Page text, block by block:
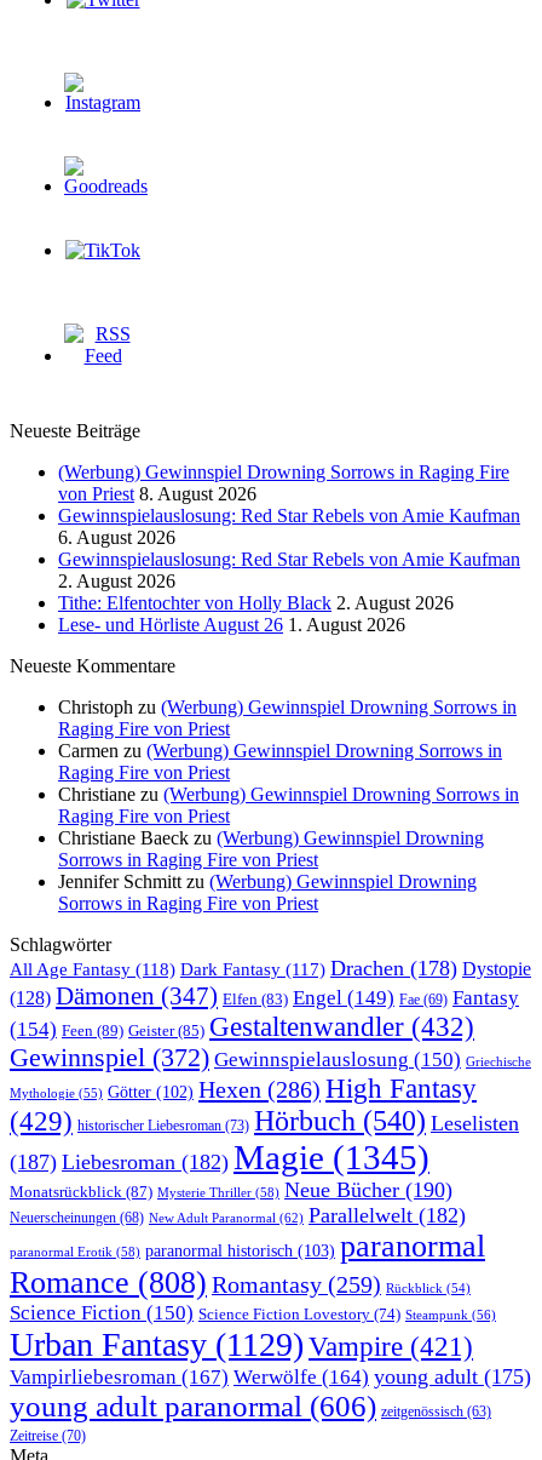
Neueste Beiträge
(Werbung) Gewinnspiel Drowning Sorrows in Raging Fire
von Priest 8. August 2026
Gewinnspielauslosung: Red Star Rebels von Amie Kaufman
6. August 2026
Gewinnspielauslosung: Red Star Rebels von Amie Kaufman
2. August 2026
Tithe: Elfentochter von Holly Black 2. August 2026
Lese- und Hörliste August 26 1. August 2026
Neueste Kommentare
Christoph zu (Werbung) Gewinnspiel Drowning Sorrows in
Raging Fire von Priest
Carmen zu (Werbung) Gewinnspiel Drowning Sorrows in
Raging Fire von Priest
Christiane zu (Werbung) Gewinnspiel Drowning Sorrows in
Raging Fire von Priest
Christiane Baeck zu (Werbung) Gewinnspiel Drowning
Sorrows in Raging Fire von Priest
Jennifer Schmitt zu (Werbung) Gewinnspiel Drowning
Sorrows in Raging Fire von Priest
Schlagwörter
All Age Fantasy (118) Dark Fantasy (117) Drachen (178) Dystopie
(128) Dämonen (347) Elfen (83) Engel (149) Fae (69) Fantasy
(154) Feen (89) Geister(85) Gestaltenwandler (432)
Gewinnspiel (372) Gewinnspielauslosung (150) Griechische
Mythologie (55) Götter (102) Hexen (286) High Fantasy
(429) historischer Liebesroman (73) Hörbuch (540) Leselisten
(187) Liebesroman (182) Magie (1345)
Monatsrückblick (87) Mysterie Thriller (58) Neue Bücher (190)
Neuerscheinungen (68) New Adult Paranormal (62) Parallelwelt (182)
paranormal Erotik (58) paranormal historisch (103) paranormal
Romance (808) Romantasy (259) Rückblick (54)
Science Fiction (150) Science Fiction Lovestory (74) Steampunk (56)
Urban Fantasy (1129) Vampire (421)
Vampirliebesroman (167) Werwölfe (164) young adult (175)
young adult paranormal (606) zeitgenössisch (63)
Zeitreise (70)
Meta